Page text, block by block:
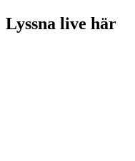
Lyssna live här